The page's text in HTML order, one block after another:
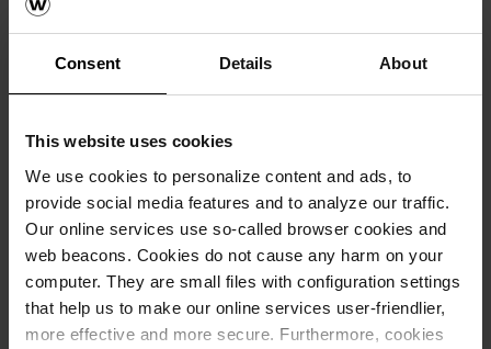
Consent Details About
This website uses cookies
We use cookies to personalize content and ads, to
provide social media features and to analyze our traffic.
Our online services use so-called browser cookies and
web beacons. Cookies do not cause any harm on your
computer. They are small files with configuration settings
that help us to make our online services user-friendlier,
more effective and more secure. Furthermore, cookies
видеа
Каталози,
технички
материјали